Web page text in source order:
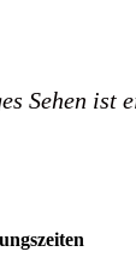
Sehen ist